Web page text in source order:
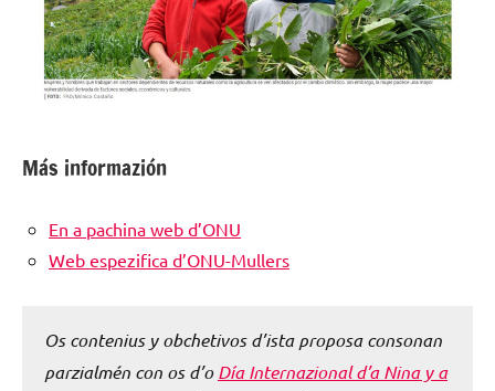
Más informazión
En a pachina web d’ONU
Web espezifica d’ONU-Mullers
Os contenius y obchetivos d’ista proposa consonan
parzialmén con os d’oDía Internazional d’a Nina y a